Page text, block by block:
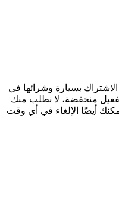
بسيارة وشرائها في
منخفضة، لا نطلب منك
أيضًا الإلغاء في أي وقت